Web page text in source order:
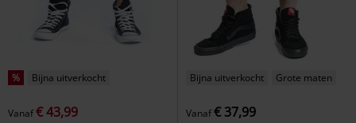
% Bijna uitverkocht
Vanaf€ 43,99
Bijna uitverkocht Grote maten
Vanaf€ 37,99